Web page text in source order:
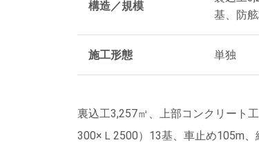
構造／規模
基、防
施工形態 単独
裏込工3,257㎥、上部コンクリー
300×Ｌ2500）13基、車止め105m、